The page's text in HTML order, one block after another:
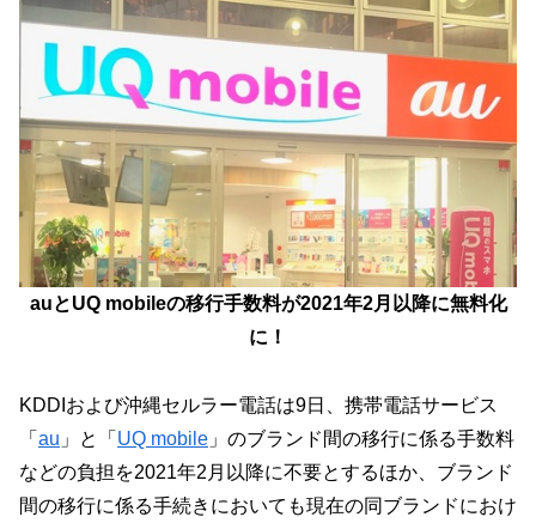
auとUQ mobileの移行手数料が2021年2月以降に無料化
に！
KDDIおよび沖縄セルラー電話は9日、携帯電話サービス
「 au 」と「 UQ mobile 」のブランド間の移行に係る手数料
などの負担を2021年2月以降に不要とするほか、ブランド
間の移行に係る手続きにおいても現在の同ブランドにおけ